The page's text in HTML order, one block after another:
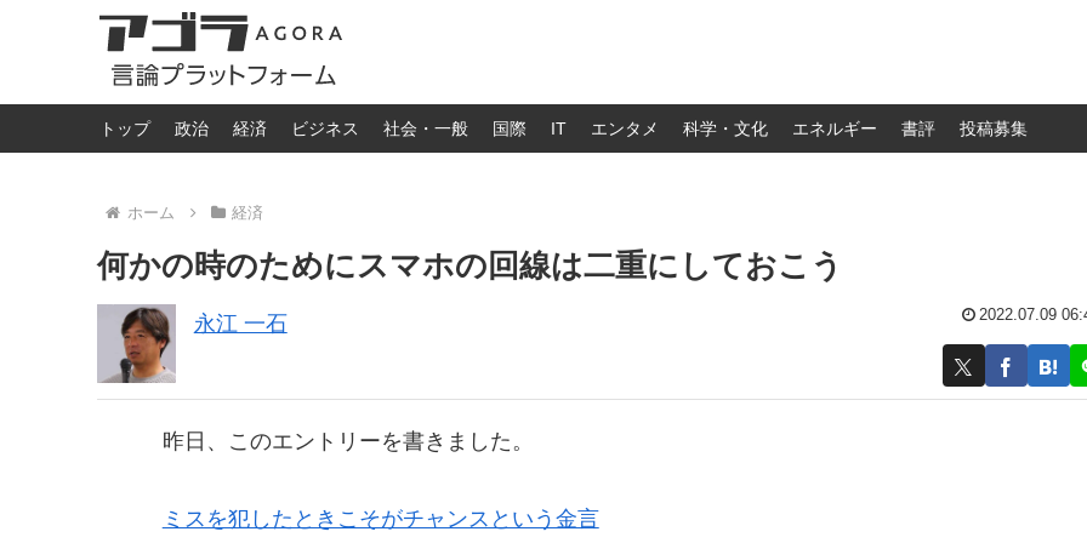
トップ 政治 経済 ビジネス 社会・一般 国際 IT エンタメ 科学・文化 エネルギー 書評 投稿募集
ホーム 経済
何かの時のためにスマホの回線は二重にしておこう
永江 一石 2022.07.09
昨日、このエントリーを書きました。
ミスを犯したときこそがチャンスという金言